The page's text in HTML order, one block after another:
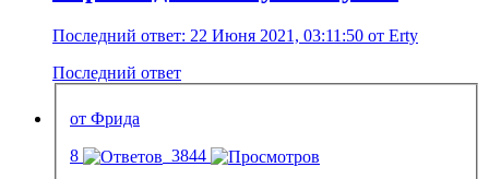
Последний ответ: 22 Июня 2021, 03:11:50 от Erty
Последний ответ
от Фрида
8
3844